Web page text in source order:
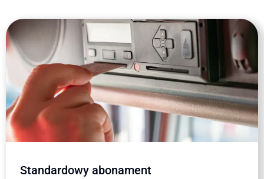
Standardowy abonament